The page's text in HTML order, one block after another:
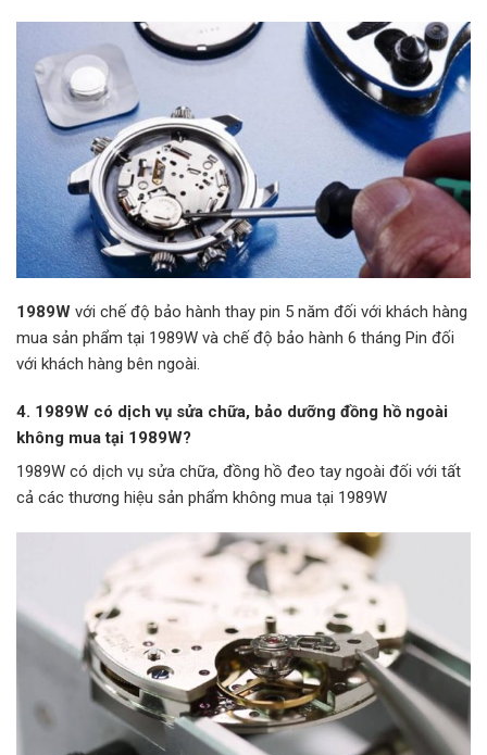
1989W với chế độ bảo hành thay pin 5 năm đối với khách hàng
mua sản phẩm tại 1989W và chế độ bảo hành 6 tháng Pin đối
với khách hàng bên ngoài.
4. 1989W có dịch vụ sửa chữa, bảo dưỡng đồng hồ ngoài
không mua tại 1989W?
1989W có dịch vụ sửa chữa, đồng hồ đeo tay ngoài đối với tất
cả các thương hiệu sản phẩm không mua tại 1989W